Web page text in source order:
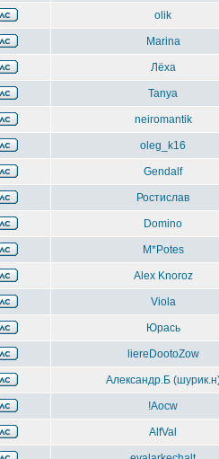
olik
Marina
Лёха
Tanya
neiromantik
oleg_k16
Gendalf
Ростислав
Domino
M*Potes
Alex Knoroz
Viola
Юрась
liereDootoZow
Александр.Б
!Aocw
AlfVal